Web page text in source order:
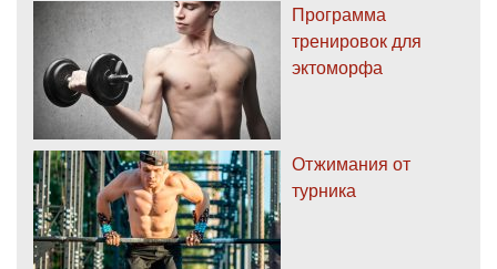
Программа
тренировок для
эктоморфа
Отжимания от
турника